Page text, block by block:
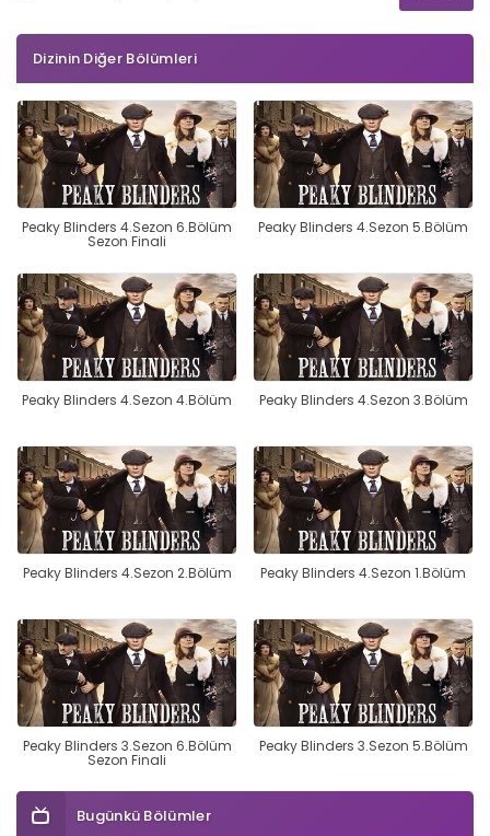
Dizinin Diğer Bölümleri
Peaky Blinders 4.Sezon 6.Bölüm
Sezon Finali
Peaky Blinders 4.Sezon 5.Bölüm
Peaky Blinders 4.Sezon 4.Bölüm Peaky Blinders 4.Sezon 3.Bölüm
Peaky Blinders 4.Sezon 2.Bölüm Peaky Blinders 4.Sezon 1.Bölüm
Peaky Blinders 3.Sezon 6.Bölüm
Sezon Finali
Peaky Blinders 3.Sezon 5.Bölüm
Bugünkü Bölümler